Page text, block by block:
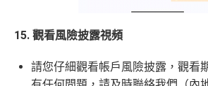
15. 觀看風險披露視頻
請您仔細觀看帳戶風險披露，觀看